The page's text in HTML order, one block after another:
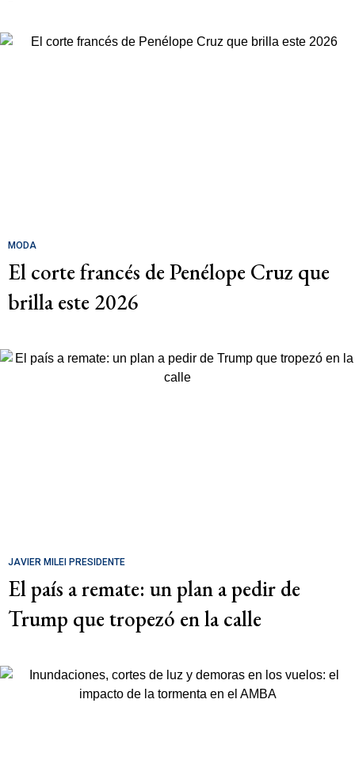
MODA
El corte francés de Penélope Cruz que
brilla este 2026
JAVIER MILEI PRESIDENTE
El país a remate: un plan a pedir de
Trump que tropezó en la calle